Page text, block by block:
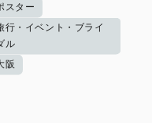
スター
行・イベント・ブライ
ル
阪